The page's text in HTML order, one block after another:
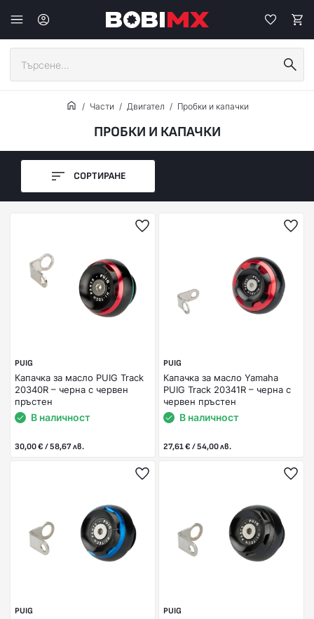
Части Двигател Пробки и капачки
ПРОБКИ И КАПАЧКИ
СОРТИРАНЕ
PUIG
Капачка за масло PUIG Track
20340R – черна с червен
пръстен
В наличност
30,00 € / 58,67 лв.
PUIG
Капачка за масло Yamaha
PUIG Track 20341R – черна с
червен пръстен
В наличност
27,61 € / 54,00 лв.
PUIG PUIG